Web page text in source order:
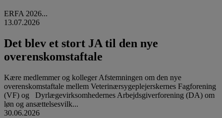
ERFA 2026...
13.07.2026
Det blev et stort JA til den nye
overenskomstaftale
Kære medlemmer og kolleger Afstemningen om den nye
overenskomstaftale mellem Veterinærsygeplejerskernes Fagforening
(VF) og Dyrlægevirksomhedernes Arbejdsgiverforening (DA) om
løn og ansættelsesvilk...
30.06.2026